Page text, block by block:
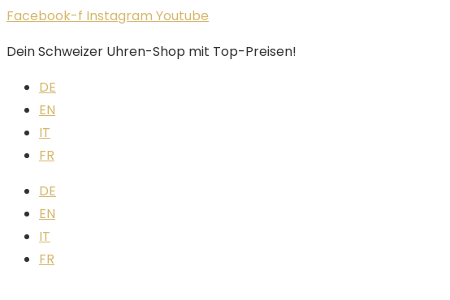
Facebook-f Instagram Youtube
Dein Schweizer Uhren-Shop mit Top-Preisen!
DE
EN
IT
FR
DE
EN
IT
FR